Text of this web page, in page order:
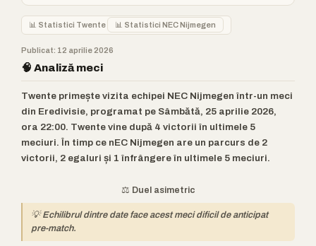
📊 Statistici Twente 📊 Statistici NEC Nijmegen
Publicat: 12 aprilie 2026
🧠 Analiză meci
Twente primește vizita echipei NEC Nijmegen într-un meci
din Eredivisie, programat pe Sâmbătă, 25 aprilie 2026,
ora 22:00. Twente vine după 4 victorii în ultimele 5
meciuri. În timp ce nEC Nijmegen are un parcurs de 2
victorii, 2 egaluri și 1 înfrângere în ultimele 5 meciuri.
⚖️ Duel asimetric
💡 Echilibrul dintre date face acest meci dificil de anticipat
pre-match.